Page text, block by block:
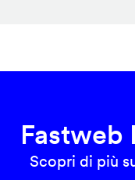
Fastweb
Scopri di più